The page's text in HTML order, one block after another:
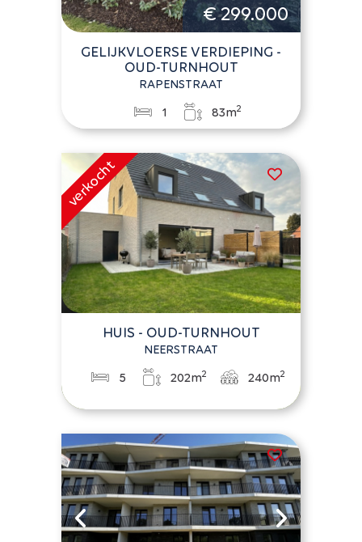
€ 299.000
GELIJKVLOERSE VERDIEPING -
OUD-TURNHOUT
RAPENSTRAAT
1 83m2
HUIS - OUD-TURNHOUT
NEERSTRAAT
5 202m2 240m2